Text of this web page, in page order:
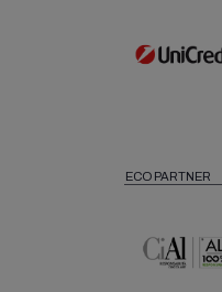
ECO PARTNER